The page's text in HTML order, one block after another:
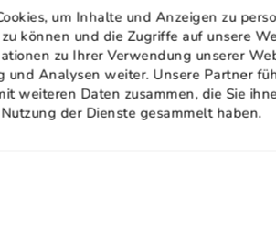
um Inhalte und Anzeigen zu
können und die Zugriffe auf unsere
zu Ihrer Verwendung unserer
und Analysen weiter. Unsere Partner
weiteren Daten zusammen, die Sie
der Dienste gesammelt haben.
ANLAGEN